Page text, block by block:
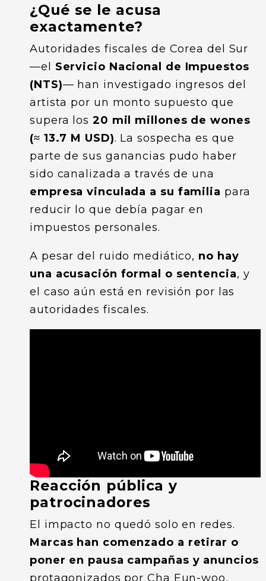
¿Qué se le acusa
exactamente?
Autoridades fiscales de Corea del Sur
—el Servicio Nacional de Impuestos
(NTS)— han investigado ingresos del
artista por un monto supuesto que
supera los 20 mil millones de wones
(≈ 13.7 M USD). La sospecha es que
parte de sus ganancias pudo haber
sido canalizada a través de una
empresa vinculada a su familia para
reducir lo que debía pagar en
impuestos personales.
A pesar del ruido mediático, no hay
una acusación formal o sentencia, y
el caso aún está en revisión por las
autoridades fiscales.
Reacción pública y
patrocinadores
El impacto no quedó solo en redes.
Marcas han comenzado a retirar o
poner en pausa campañas y anuncios
protagonizados por Cha Eun-woo,